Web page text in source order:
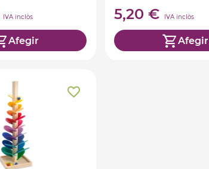
IVA inclòs
Afegir
5,20 € IVA inclòs
Afegir